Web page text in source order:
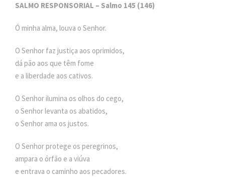
SALMO RESPONSORIAL – Salmo 145 (146)
Ó minha alma, louva o Senhor.
O Senhor faz justiça aos oprimidos,
dá pão aos que têm fome
e a liberdade aos cativos.
O Senhor ilumina os olhos do cego,
o Senhor levanta os abatidos,
o Senhor ama os justos.
O Senhor protege os peregrinos,
ampara o órfão e a viúva
e entrava o caminho aos pecadores.